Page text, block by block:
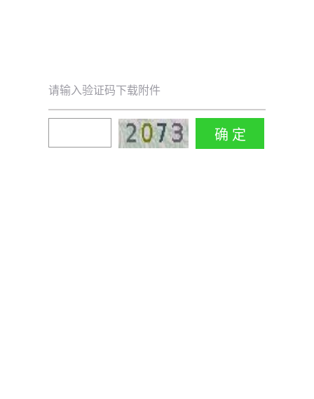
请输入验证码下载附件